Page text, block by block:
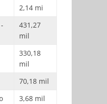
2,14 mi
431,27
mil
330,18
mil
70,18 mil
3,68 mil